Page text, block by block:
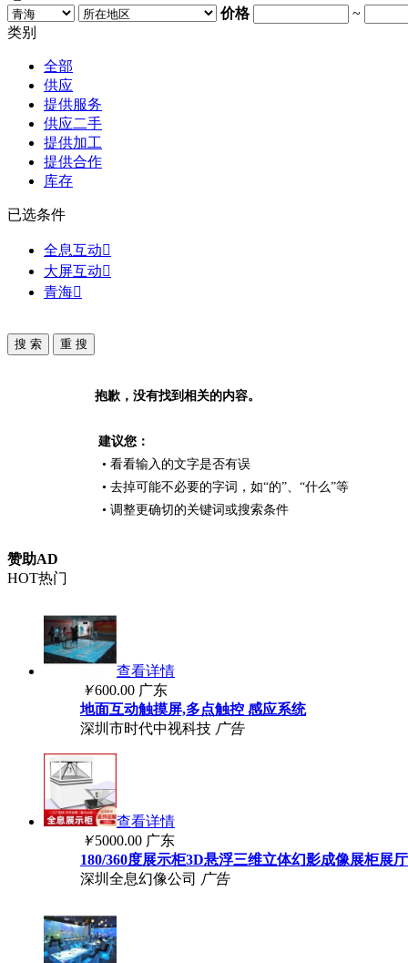
价格
~
类别
全部
供应
提供服务
供应二手
提供加工
提供合作
库存
已选条件
全息互动
大屏互动
青海
抱歉，没有找到相关的内容。
建议您：
• 看看输入的文字是否有误
• 去掉可能不必要的字词，如“的”、“什么”等
• 调整更确切的关键词或搜索条件
赞助AD
HOT热门
查看详情
￥600.00 广东
地面互动触摸屏,多点触控 感应系统
深圳市时代中视科技 广告
查看详情
￥5000.00 广东
180/360度展示柜3D悬浮三维立体幻影成像展柜展
深圳全息幻像公司 广告